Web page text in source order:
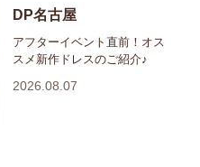
DP名古屋
アフターイベント直前！オス
スメ新作ドレスのご紹介♪
2026.08.07